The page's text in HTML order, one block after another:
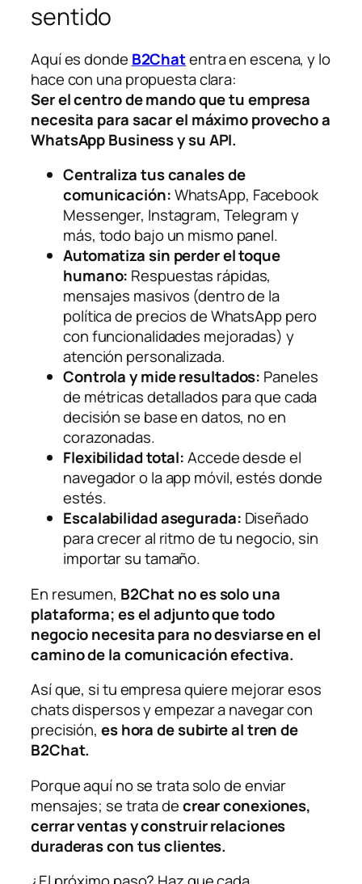
sentido
Aquí es donde B2Chatentra en escena, y lo
hace con una propuesta clara:
Ser el centro de mando que tu empresa
necesita para sacar el máximo provecho a
WhatsApp Business y su API.
Centraliza tus canales de
comunicación:WhatsApp, Facebook
Messenger, Instagram, Telegram y
más, todo bajo un mismo panel.
Automatiza sin perder el toque
humano: Respuestas rápidas,
mensajes masivos (dentro de la
política de precios de WhatsApp pero
con funcionalidades mejoradas) y
atención personalizada.
Controla y mide resultados: Paneles
de métricas detallados para que cada
decisión se base en datos, no en
corazonadas.
Flexibilidad total:Accede desde el
navegador o la app móvil, estés donde
estés.
Escalabilidad asegurada: Diseñado
para crecer al ritmo de tu negocio, sin
importar su tamaño.
En resumen, B2Chat no es solo una
plataforma; es el adjunto que todo
negocio necesita para no desviarse en el
camino de la comunicación efectiva.
Así que, si tu empresa quiere mejorar esos
chats dispersos y empezar a navegar con
precisión, es hora de subirte al tren de
B2Chat.
Porque aquí no se trata solo de enviar
mensajes; se trata decrear conexiones,
cerrar ventas y construir relaciones
duraderas con tus clientes.